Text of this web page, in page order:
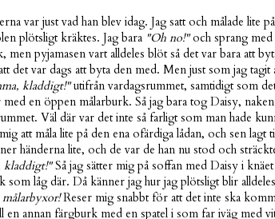
var just vad han blev idag. Jag satt och målade lite
plötsligt kräktes. Jag bara "Oh no!"och sprang
men pyjamasen vart alldeles blöt så det var bara att
det var dags att byta den med. Men just som jag tagit
kladdigt!"utifrån vardagsrummet, samtidigt som
med en öppen målarburk. Så jag bara tog Daisy,
Väl där var det inte så farligt som man hade
att måla lite på den ena ofärdiga lådan, och sen lagt
händerna lite, och de var de han nu stod och
kladdigt!"Så jag sätter mig på soffan med Daisy i
som låg där. Då känner jag hur jag plötsligt blir
Reser mig snabbt för att det inte ska
en annan färgburk med en spatel i som far iväg med